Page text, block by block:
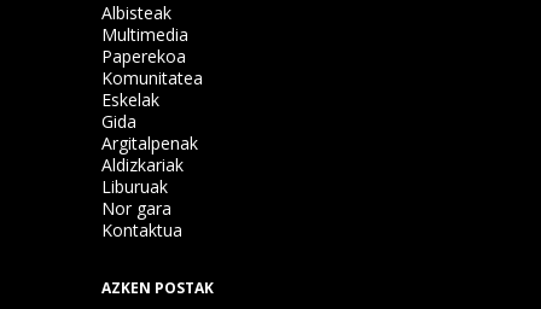
Albisteak
Multimedia
Paperekoa
Komunitatea
Eskelak
Gida
Argitalpenak
Aldizkariak
Liburuak
Nor gara
Kontaktua
AZKEN POSTAK